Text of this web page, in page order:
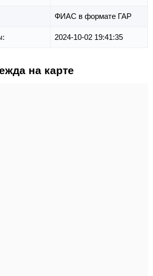
ФИАС в формате ГАР
2024-10-02 19:41:35
на карте